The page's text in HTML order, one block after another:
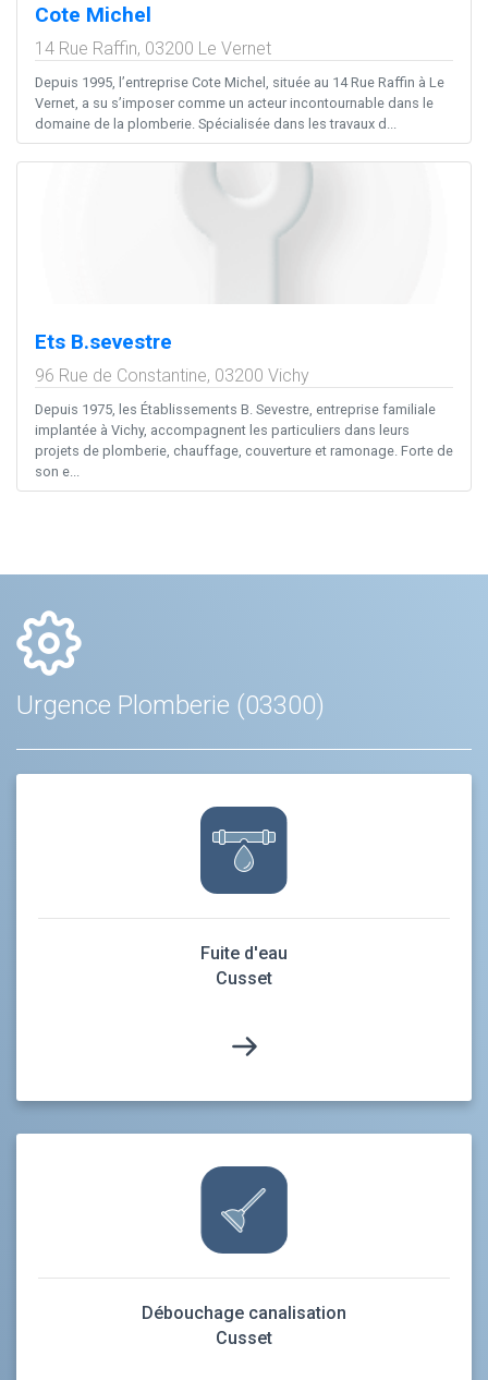
Cote Michel
14 Rue Raffin, 03200 Le Vernet
Depuis 1995, l’entreprise Cote Michel, située au 14 Rue Raffin à Le
Vernet, a su s’imposer comme un acteur incontournable dans le
domaine de la plomberie. Spécialisée dans les travaux d...
Ets B.sevestre
96 Rue de Constantine, 03200 Vichy
Depuis 1975, les Établissements B. Sevestre, entreprise familiale
implantée à Vichy, accompagnent les particuliers dans leurs
projets de plomberie, chauffage, couverture et ramonage. Forte de
son e...
Urgence Plomberie (03300)
Fuite d'eau
Cusset
Débouchage canalisation
Cusset